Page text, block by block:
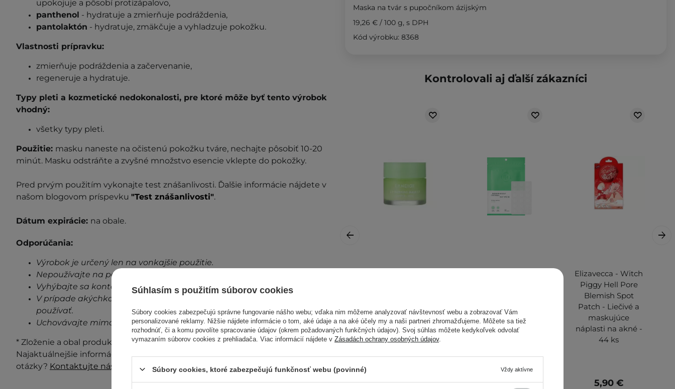
upokojuje a pôsobí protizápalovo,
panthenol - hydratuje a zmierňuje podráždenia,
pantolaktón - hydratuje, zmäkčuje a vyhladzuje pokožku.
Vlastnosti prípravku:
zmierňuje podráždenia a začervenanie,
regeneruje a hydratuje.
Typy pleti a kozmetické nedokonalosti, pre ktoré môže byť tento výrobok
vhodný:
všetky typy pleti.
Použitie: masku naneste na očistenú pokožku tváre, nechajte pôsobiť 10-20
minút. Masku odstráňte a zvyšné množstvo esencie vklepte do pokožky.
Pred prvým použitím vykonajte test znášanlivosti. Ďalšie informácie nájdete v
našom blogovom príspevku "Test znášanlivosti".
Dátum expirácie: na obale.
Odporúčania:
Výrobok je určený len na vonkajšie použitie.
Nepoužívajte na poškodenú pokožku.
Vyhýbajte sa kontaktu s očami.
V prípade akýchkoľvek známok podráždenia, prestaňte prípravok
používať.
Uchovávajte mimo dosahu detí.
* Zloženie a obal produktu môžu byť aktualizované a mierne sa líšiť.
Najaktuálnejšie informácie vždy nájdete na obale produktu. Máte nejaké
otázky? Kontaktujte nás.
Maska na tvár s pupočníkom ázijským
19,26 € / 100 g, s DPH
Kód výrobku: 8368
Kontrolovali aj ďalší zákazníci
regenerujúca pery
EX - 20 g
15,60 €
náplasti na akné a
nedokonalosti - 51
11,90 €
Elizavecca - Witch
Piggy Hell Pore
Blemish Spot
Patch - Liečivé a
maskujúce
náplasti na akné -
44 ks
5,90 €
Súhlasím s použitím súborov cookies
Súbory cookies zabezpečujú správne fungovanie nášho webu; vďaka nim môžeme analyzovať návštevnosť webu a zobrazovať Vám
personalizované reklamy. Nižšie nájdete informácie o tom, aké údaje a na aké účely my a naši partneri zhromažďujeme. Môžete sa tiež
rozhodnúť, či a komu povolíte spracovanie údajov (okrem požadovaných funkčných údajov). Svoj súhlas môžete kedykoľvek odvolať
vymazaním súborov cookies z prehliadača. Viac informácií nájdete v Zásadách ochrany osobných údajov.
Súbory cookies, ktoré zabezpečujú funkčnosť webu (povinné) Vždy aktívne